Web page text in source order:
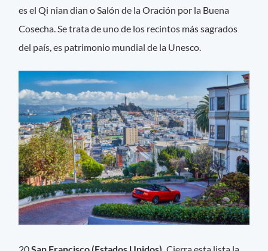
es el Qi nian dian o Salón de la Oración por la Buena
Cosecha. Se trata de uno de los recintos más sagrados
del país, es patrimonio mundial de la Unesco.
20San Francisco (Estados Unidos).Cierra esta lista la